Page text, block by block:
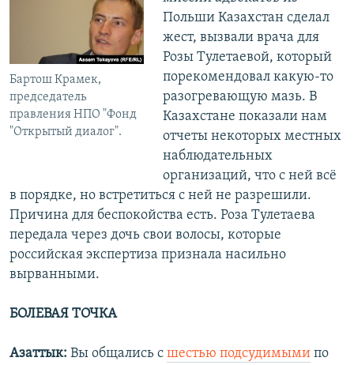
Бартош Крамек,
председатель
правления НПО "Фонд
"Открытый диалог".
Польши Казахстан сделал
жест, вызвали врача для
Розы Тулетаевой, который
порекомендовал какую-то
разогревающую мазь. В
Казахстане показали нам
отчеты некоторых местных
наблюдательных
организаций, что с ней всё
в порядке, но встретиться с ней не разрешили.
Причина для беспокойства есть. Роза Тулетаева
передала через дочь свои волосы, которые
российская экспертиза признала насильно
вырванными.
БОЛЕВАЯ ТОЧКА
Азаттык: Вы общались с шестью подсудимыми по